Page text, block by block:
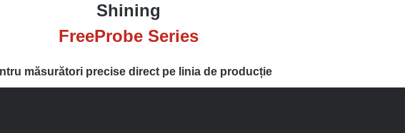
Shining
FreeProbe Series
măsurători precise direct pe linia de producție